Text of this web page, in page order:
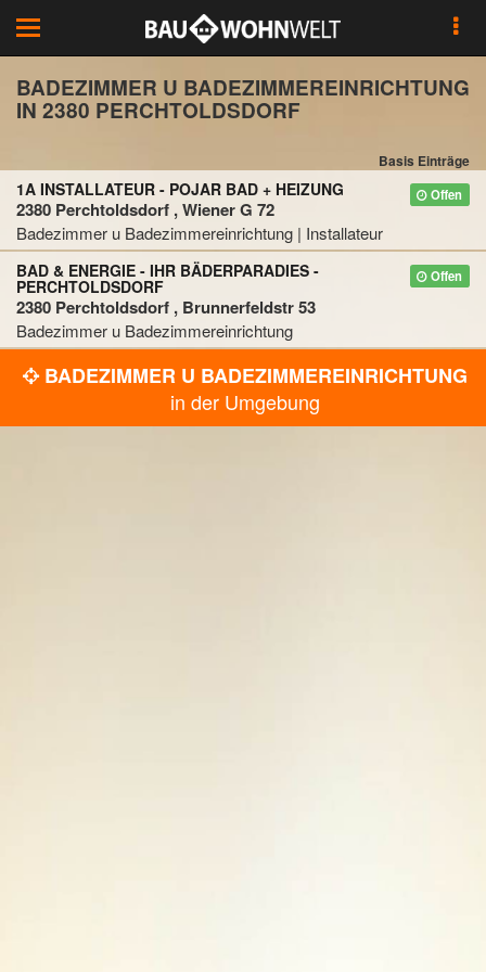
Toggle
navigation
BADEZIMMER U BADEZIMMEREINRICHTUNG
IN 2380 PERCHTOLDSDORF
Basis Einträge
Offen
1A INSTALLATEUR - POJAR BAD + HEIZUNG
2380 Perchtoldsdorf , Wiener G 72
Badezimmer u Badezimmereinrichtung | Installateur
Offen
BAD & ENERGIE - IHR BÄDERPARADIES -
PERCHTOLDSDORF
2380 Perchtoldsdorf , Brunnerfeldstr 53
Badezimmer u Badezimmereinrichtung
BADEZIMMER U BADEZIMMEREINRICHTUNG
in der Umgebung